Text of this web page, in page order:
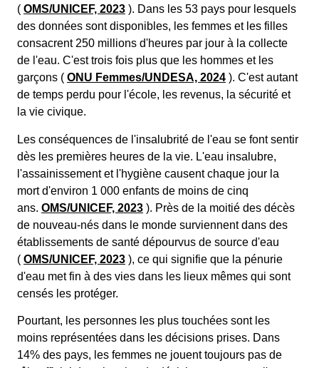
( OMS/UNICEF, 2023 ). Dans les 53 pays pour lesquels
des données sont disponibles, les femmes et les filles
consacrent 250 millions d'heures par jour à la collecte
de l'eau. C'est trois fois plus que les hommes et les
garçons ( ONU Femmes/UNDESA, 2024 ). C'est autant
de temps perdu pour l'école, les revenus, la sécurité et
la vie civique.
Les conséquences de l'insalubrité de l'eau se font sentir
dès les premières heures de la vie. L'eau insalubre,
l'assainissement et l'hygiène causent chaque jour la
mort d'environ 1 000 enfants de moins de cinq
ans. OMS/UNICEF, 2023 ). Près de la moitié des décès
de nouveau-nés dans le monde surviennent dans des
établissements de santé dépourvus de source d'eau
( OMS/UNICEF, 2023 ), ce qui signifie que la pénurie
d'eau met fin à des vies dans les lieux mêmes qui sont
censés les protéger.
Pourtant, les personnes les plus touchées sont les
moins représentées dans les décisions prises. Dans
14% des pays, les femmes ne jouent toujours pas de